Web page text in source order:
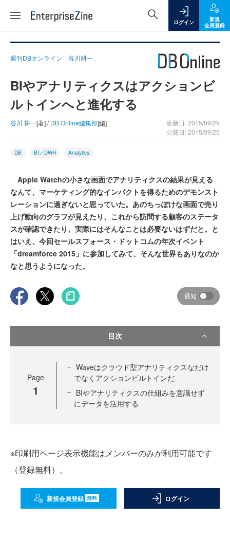
ログイン
新規
会員登録
週刊DBオンライン 谷川耕一
BIやアナリティクスはアクションビ
ルトインへと進化する
谷川 耕一[著] /DB Online編集部[編]
更新日: 2015/09/29
公開日: 2015/09/25
DB BI／DWH Analytics
Apple Watchの小さな画面でアナリティクスの結果が見える
なんて、マーケティング的なインパクトを得るためのデモンスト
レーションに過ぎないと思っていた。あのちっぽけな画面で売り
上げ動向のグラフが見えたり、これから訪問する顧客のステータ
スが確認できたり、実際にはそんなことは必要ないはずだと。と
はいえ、今回セールスフォース・ドットコムの年次イベント
「dreamforce 2015」に参加してみて、そんな世界もありなのか
なと思うようになった。
通知
目次
Page
1
Waveはクラウド型アナリティクスなだけ
でなくアクションビルトインだ
BIやアナリティクスの仕組みを意識せず
にデータを活用する
※印刷用ページ表示機能はメンバーのみが利用可能です
（登録無料）。
新規会員登録 無料 ログイン